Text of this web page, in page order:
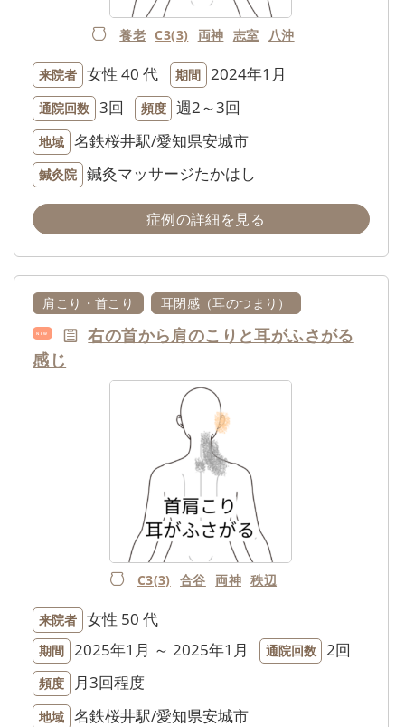
養老 C3(3) 両神 志室 八沖
来院者 女性 40 代 期間 2024年1月
通院回数 3回 頻度 週2～3回
地域 名鉄桜井駅/愛知県安城市
鍼灸院 鍼灸マッサージたかはし
症例の詳細を見る
肩こり・首こり 耳閉感（耳のつまり）
NEW
右の首から肩のこりと耳がふさがる
感じ
C3(3) 合谷 両神 秩辺
来院者 女性 50 代
期間 2025年1月 ～ 2025年1月 通院回数 2回
頻度 月3回程度
地域 名鉄桜井駅/愛知県安城市